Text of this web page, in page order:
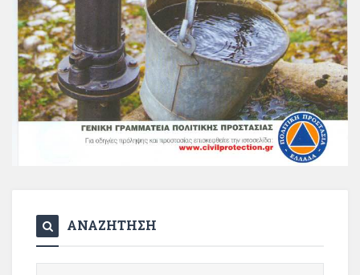
ΑΝΑΖΗΤΗΣΗ